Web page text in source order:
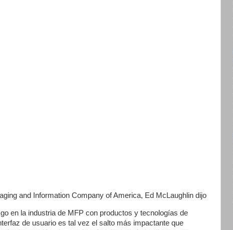
and Information Company of America, Ed McLaughlin dijo
en la industria de MFP con productos y tecnologías de
de usuario es tal vez el salto más impactante que